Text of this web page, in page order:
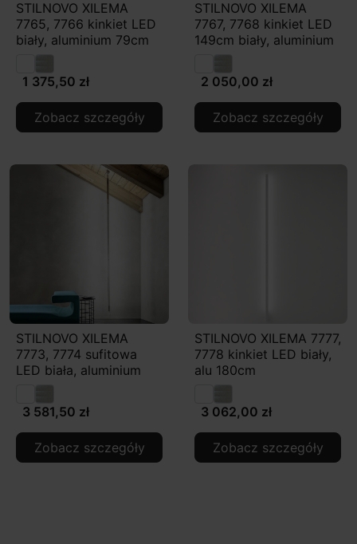
STILNOVO XILEMA
7765, 7766 kinkiet LED
biały, aluminium 79cm
1 375,50 zł
Zobacz szczegóły
STILNOVO XILEMA
7767, 7768 kinkiet LED
149cm biały, aluminium
2 050,00 zł
Zobacz szczegóły
STILNOVO XILEMA
7773, 7774 sufitowa
LED biała, aluminium
3 581,50 zł
Zobacz szczegóły
STILNOVO XILEMA 7777,
7778 kinkiet LED biały,
alu 180cm
3 062,00 zł
Zobacz szczegóły